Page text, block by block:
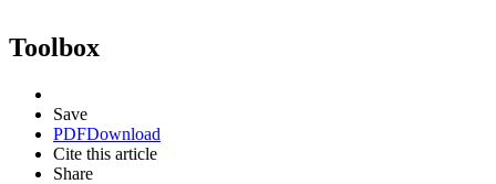
Toolbox
Save
PDFDownload
Cite this article
Share